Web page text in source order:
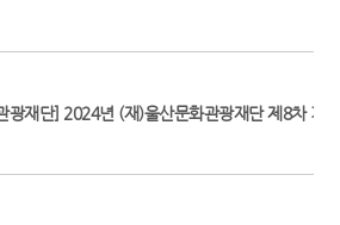
광재단] 2024년 (재)울산문화관광재단 제8차 기